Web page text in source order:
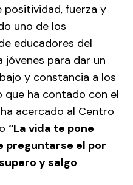
positividad, fuerza y
uno de los
educadores del
jóvenes para dar un
y constancia a los
que ha contado con el
acercado al Centro
“La vida te pone
preguntarse el por
y salgo